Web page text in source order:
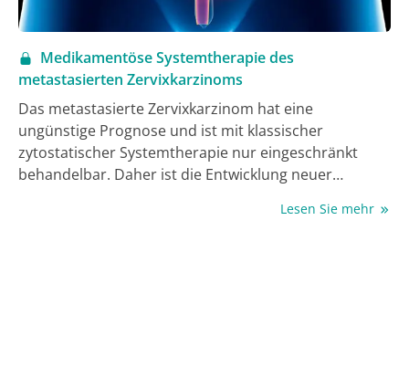
Medikamentöse Systemtherapie des
metastasierten Zervixkarzinoms
Das metastasierte Zervixkarzinom hat eine
ungünstige Prognose und ist mit klassischer
zytostatischer Systemtherapie nur eingeschränkt
behandelbar. Daher ist die Entwicklung neuer
onkologischen Immuntherapie entstand in den
Lesen Sie mehr